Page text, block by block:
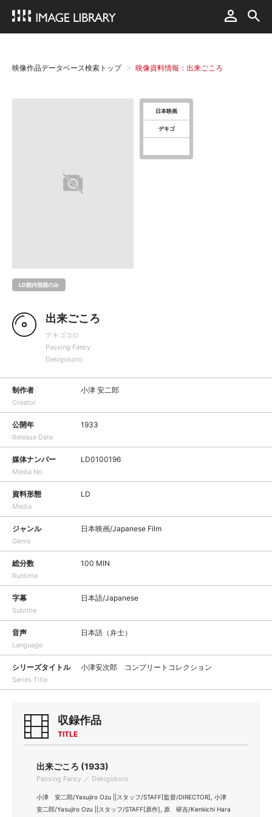
映像作品データベース検索トップ 映像資料情報：出来ごころ
LD館内視聴のみ
日本映画
デキゴ
出来ごころ
デキゴコロ
Passing Fancy
Dekigokoro
制作者
Creator
小津 安二郎
公開年
Release Date
1933
媒体ナンバー
Media No
LD0100196
資料形態
Media
LD
ジャンル
Genre
日本映画/Japanese Film
総分数
Runtime
100 MIN
字幕
Subtitle
日本語/Japanese
音声
Language
日本語（弁士）
シリーズタイトル
Series Title
小津安次郎 コンプリートコレクション
収録作品
TITLE
出来ごころ (1933)
Passing Fancy ／ Dekigokoro
小津 安二郎/Yasujiro Ozu ||スタッフ/STAFF[監督/DIRECTOR], 小津
安二郎/Yasujiro Ozu ||スタッフ/STAFF[原作], 原 研吉/Kenkichi Hara